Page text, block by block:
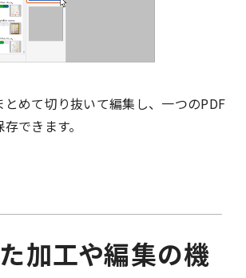
めて切り抜いて編集し、一つのPDF
できます。
加工や編集の機